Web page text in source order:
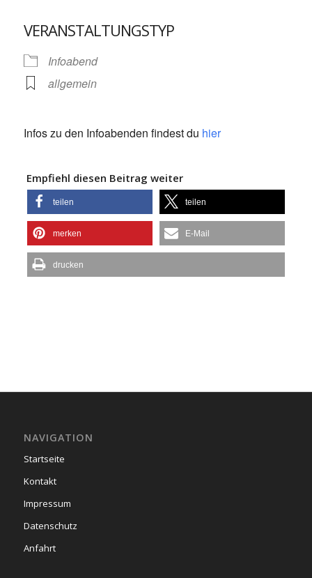
VERANSTALTUNGSTYP
Infoabend
allgemein
Infos zu den Infoabenden findest du hier
Empfiehl diesen Beitrag weiter
teilen teilen
merken E-Mail
drucken
NAVIGATION
Startseite
Kontakt
Impressum
Datenschutz
Anfahrt